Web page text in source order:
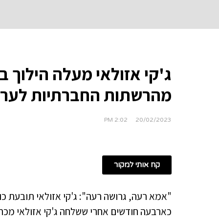
ג'קי אזולאי מעלה הילוך
מהרשתות החברתיות
20/02/2023
2:02 PM
קח אותי למקור
"אמא רעה, גרושה רעה": ג'קי אזולאי תובעת כוכב רשת
כארבעה חודשים אחרי ששלחה ג'קי אזולאי